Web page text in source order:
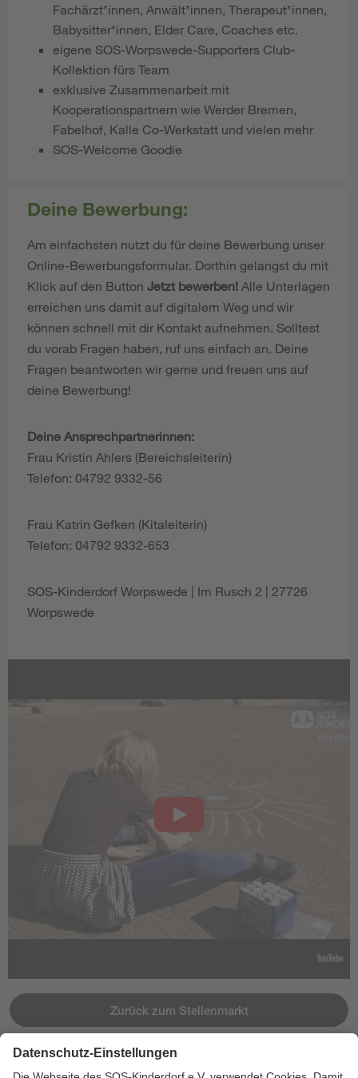
Fachärzt*innen, Anwält*innen, Therapeut*innen,
Babysitter*innen, Elder Care, Coaches etc.
eigene SOS-Worpswede-Supporters Club-
Kollektion fürs Team
exklusive Zusammenarbeit mit
Kooperationspartnern wie Werder Bremen,
Fabelhof, Kalle Co-Werkstatt und vielen mehr
SOS-Welcome Goodie
Deine Bewerbung:
Am einfachsten nutzt du für deine Bewerbung unser
Online-Bewerbungsformular. Dorthin gelangst du mit
Klick auf den Button Jetzt bewerben! Alle Unterlagen
erreichen uns damit auf digitalem Weg und wir
können schnell mit dir Kontakt aufnehmen. Solltest
du vorab Fragen haben, ruf uns einfach an. Deine
Fragen beantworten wir gerne und freuen uns auf
deine Bewerbung!
Deine Ansprechpartnerinnen:
Frau Kristin Ahlers (Bereichsleiterin)
Telefon: 04792 9332-56
Frau Katrin Gefken (Kitaleiterin)
Telefon: 04792 9332-653
SOS-Kinderdorf Worpswede | Im Rusch 2 | 27726
Worpswede
Zurück zum Stellenmarkt
Jetzt bewerben